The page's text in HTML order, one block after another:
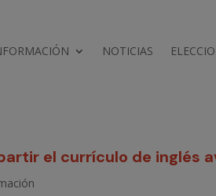
NOTICIAS
el currículo de inglés